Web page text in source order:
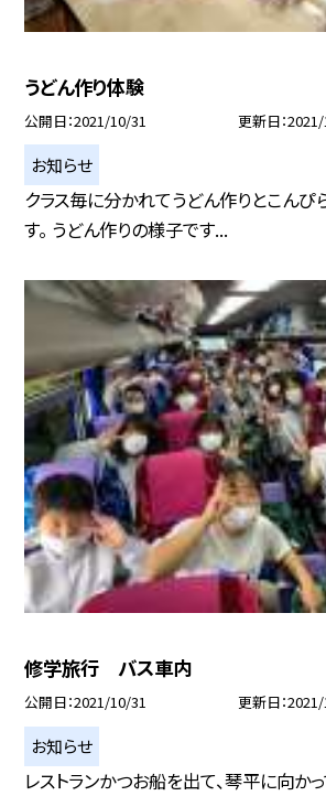
うどん作り体験
公開日 2021/10/31 更新日
お知らせ
クラス毎に分かれてうどん作りとこんぴ
す。 うどん作りの様子です...
修学旅行 バス車内
公開日 2021/10/31 更新日
お知らせ
レストランかつお船を出て、琴平に向かっ